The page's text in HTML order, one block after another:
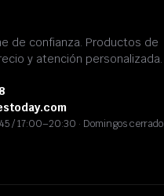
de confianza. Productos de
y atención personalizada.
/ 17:00–20:30 · Domingos cerrado